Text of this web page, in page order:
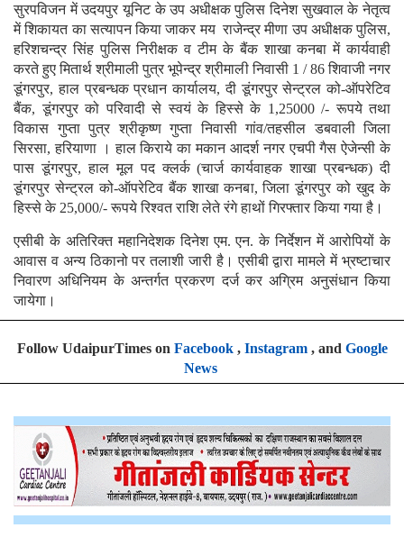
सुरपविजन में उदयपुर यूनिट के उप अधीक्षक पुलिस दिनेश सुखवाल के नेतृत्व
में शिकायत का सत्यापन किया जाकर मय राजेन्द्र मीणा उप अधीक्षक पुलिस,
हरिशचन्द्र सिंह पुलिस निरीक्षक व टीम के बैंक शाखा कनबा में कार्यवाही
करते हुए मितार्थ श्रीमाली पुत्र भूपेन्द्र श्रीमाली निवासी 1 / 86 शिवाजी नगर
डूंगरपुर, हाल प्रबन्धक प्रधान कार्यालय, दी डूंगरपुर सेन्ट्रल को-ऑपरेटिव
बैंक, डूंगरपुर को परिवादी से स्वयं के हिस्से के 1,25000 /- रूपये तथा
विकास गुप्ता पुत्र श्रीकृष्ण गुप्ता निवासी गांव/तहसील डबवाली जिला
सिरसा, हरियाणा । हाल किराये का मकान आदर्श नगर एचपी गैस ऐजेन्सी के
पास डूंगरपुर, हाल मूल पद क्लर्क (चार्ज कार्यवाहक शाखा प्रबन्धक) दी
डूंगरपुर सेन्ट्रल को-ऑपरेटिव बैंक शाखा कनबा, जिला डूंगरपुर को खुद के
हिस्से के 25,000/- रूपये रिश्वत राशि लेते रंगे हाथों गिरफ्तार किया गया है।
एसीबी के अतिरिक्त महानिदेशक दिनेश एम. एन. के निर्देशन में आरोपियों के
आवास व अन्य ठिकानो पर तलाशी जारी है। एसीबी द्वारा मामले में भ्रष्टाचार
निवारण अधिनियम के अन्तर्गत प्रकरण दर्ज कर अग्रिम अनुसंधान किया
जायेगा।
Follow UdaipurTimes on Facebook, Instagram, and Google
News